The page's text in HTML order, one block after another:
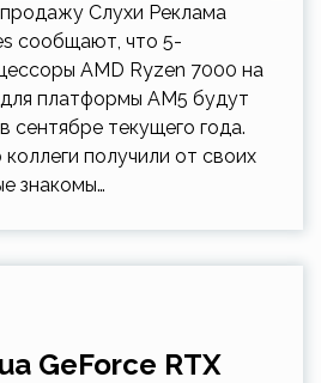
Слухи Реклама
сообщают, что 5-
AMD Ryzen 7000 на
платформы AM5 будут
сентябре текущего года.
получили от своих
знакомы…
GeForce RTX